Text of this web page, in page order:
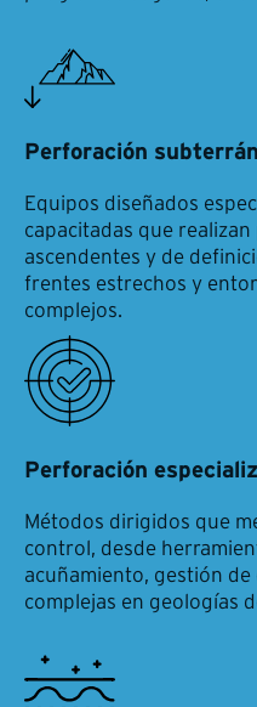
Perforación
Equipos diseñados
capacitadas que
ascendentes y de
frentes estrechos y
complejos.
Perforación
Métodos dirigidos que
control, desde
acuñamiento, gestión
complejas en geologías